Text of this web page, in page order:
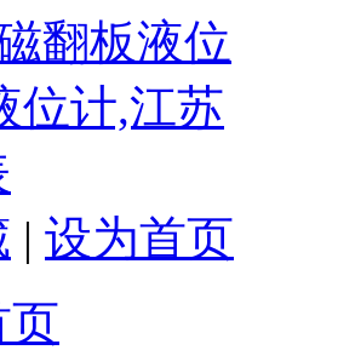
| 设为首页
页